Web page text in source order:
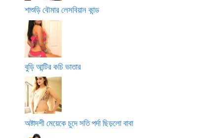
শাশুড়ি বৌমার লেসবিয়ান কান্ড
বুড়ি আন্টির কচি ভাতার
অষ্টাদশী মেয়েকে চুদে সতি পর্দা ছিড়লো বাবা